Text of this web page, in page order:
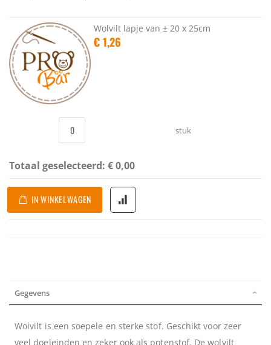
Wolvilt lapje van ± 20 x 25cm
€ 1,26
stuk
Totaal geselecteerd: € 0,00
IN WINKELWAGEN
Gegevens
Wolvilt is een soepele en sterke stof. Geschikt voor zeer
veel doeleinden en zeker ook als potenstof. De wolvilt